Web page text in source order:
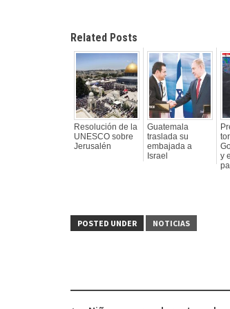
Related Posts
Resolución de la
UNESCO sobre
Jerusalén
Guatemala
traslada su
embajada a
Israel
y
POSTED UNDER NOTICIAS